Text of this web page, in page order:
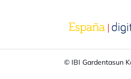
© IBI Gardentasun